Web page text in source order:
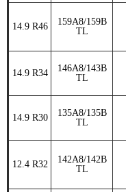
14.9 R46
159A8/159B
TL
14.9 R34
146A8/143B
TL
14.9 R30
135A8/135B
TL
12.4 R32
142A8/142B
TL